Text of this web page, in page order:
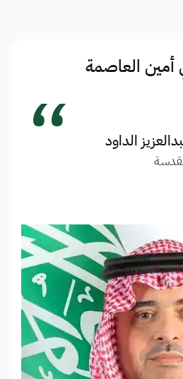
أمين العاصمة
الداود “